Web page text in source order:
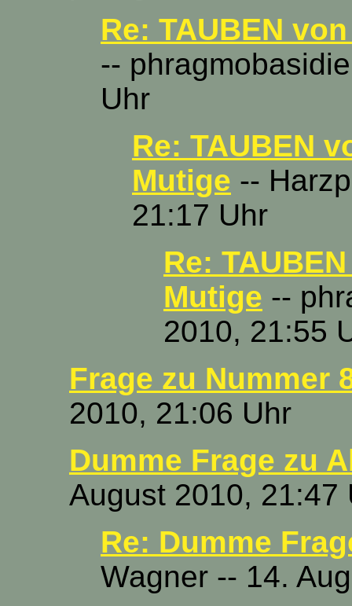
Re: TAUBEN
--
Uhr
Re: TAUBEN
Mutige --
21:17 Uhr
Re:
Mutige --
2010, 21:55
Frage zu Nummer
2010, 21:06 Uhr
Dumme Frage zu
August 2010, 21:47
Re: Dumme
Wagner -- 14.